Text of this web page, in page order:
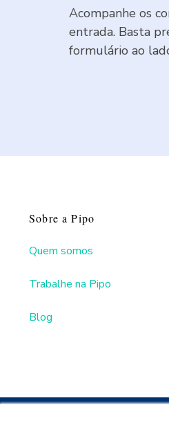
Acompanhe os
entrada. Basta
formulário ao
Sobre a Pipo
Quem somos
Trabalhe na Pipo
Blog